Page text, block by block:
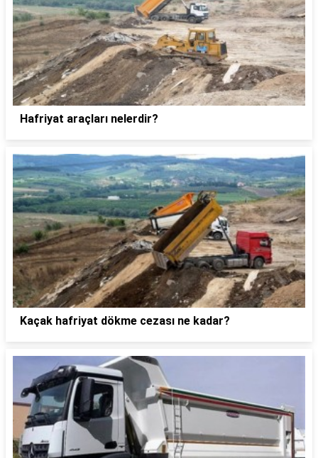
Hafriyat araçları nelerdir?
Kaçak hafriyat dökme cezası ne kadar?